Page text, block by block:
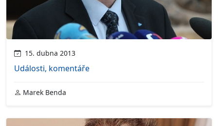
15. dubna 2013
Události, komentáře
Marek Benda